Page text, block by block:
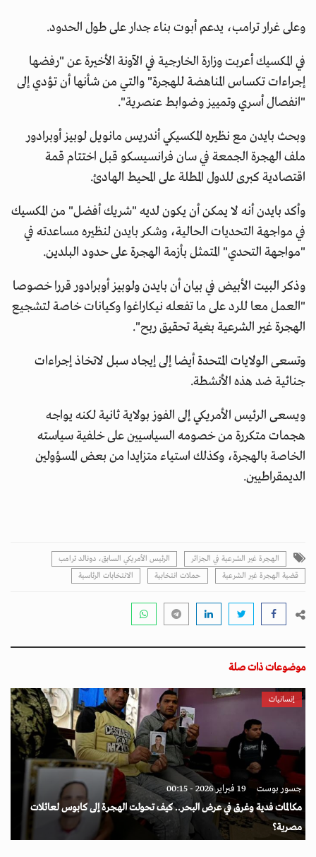
وعلى غرار ترامب، يدعم أبوت بناء جدار على طول الحدود.
في المكسيك أعربت وزارة الخارجية في الآونة الأخيرة عن "رفضها
إجراءات تكساس المناهضة للهجرة" والتي من شأنها أن تؤدي إلى
"انفصال أسري وتمييز وضوابط عنصرية".
وبحث بايدن مع نظيره المكسيكي أندريس مانويل لوبيز أوبرادور
ملف الهجرة الجمعة في سان فرانسيسكو قبل اختتام قمة
اقتصادية كبرى للدول المطلة على المحيط الهادئ.
وأكد بايدن أنه لا يمكن أن يكون لديه "شريك أفضل" من المكسيك
في مواجهة التحديات الحالية، وشكر بايدن لنظيره مساعدته في
"مواجهة التحدي" المتمثل بأزمة الهجرة على حدود البلدين.
وذكر البيت الأبيض في بيان أن بايدن ولوبيز أوبرادور قررا خصوصا
"العمل معا للرد على ما تفعله نيكاراغوا وكيانات خاصة لتشجيع
الهجرة غير الشرعية بغية تحقيق ربح".
وتسعى الولايات المتحدة أيضا إلى إيجاد سبل لاتخاذ إجراءات
جنائية ضد هذه الأنشطة.
ويسعى الرئيس الأمريكي إلى الفوز بولاية ثانية لكنه يواجه
هجمات متكررة من خصومه السياسيين على خلفية سياسته
الخاصة بالهجرة، وكذلك استياء متزايدا من بعض المسؤولين
الديمقراطيين.
الهجرة غير الشرعية في الجزائر
الرئيس الأمريكي السابق، دونالد ترامب
قضية الهجرة غير الشرعية
حملات انتخابية الانتخابات الرئاسية
موضوعات ذات صلة
إنسانيات
جسور بوست 19 فبراير 2026 - 00:15
مكالمات فدية وغرق في عرض البحر.. كيف تحولت الهجرة إلى كابوس لعائلات
مصرية؟